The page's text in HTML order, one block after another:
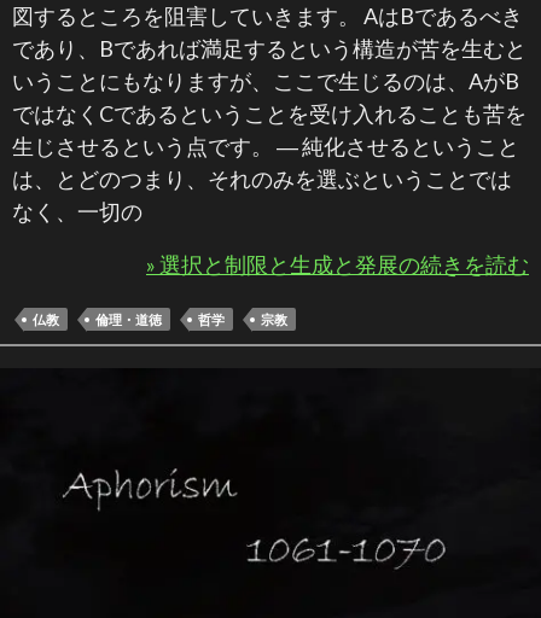
図するところを阻害していきます。 AはBであるべき
であり、Bであれば満足するという構造が苦を生むと
いうことにもなりますが、ここで生じるのは、AがB
ではなくCであるということを受け入れることも苦を
生じさせるという点です。 ― 純化させるということ
は、とどのつまり、それのみを選ぶということでは
なく、一切の
» 選択と制限と生成と発展の続きを読む
仏教 倫理・道徳 哲学 宗教